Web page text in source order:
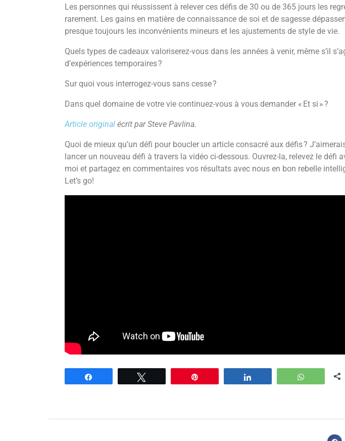
Les personnes qui réussissent à relever ces défis de 30 ou de 365 jours les
rarement. Les gains en matière de connaissance de soi et de sagesse
presque toujours les inconvénients mineurs et les ajustements de style de vie.
Quels types de cadeaux valoriserez-vous dans les années à venir, même s’il
d’expériences temporaires ?
Sur quoi vous interrogez-vous sans cesse ?
Dans quel domaine de votre vie continuez-vous à vous demander « Et si » ?
Article original écrit par Steve Pavlina.
Quoi de mieux qu’un défi pour boucler un article consacré aux défis ?
lancer un nouveau défi à travers la vidéo ci-dessous. Ouvrez-la, relevez le défi
moi et partagez en commentaires vos résultats avec nous en bon rebelle
Let’s go!
WhatsApp